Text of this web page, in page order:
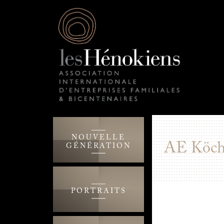
NOUVELLE
GÉNÉRATION
PORTRAITS
AE